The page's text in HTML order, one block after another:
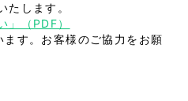
たします。
」（PDF）
す。お客様のご協力をお願